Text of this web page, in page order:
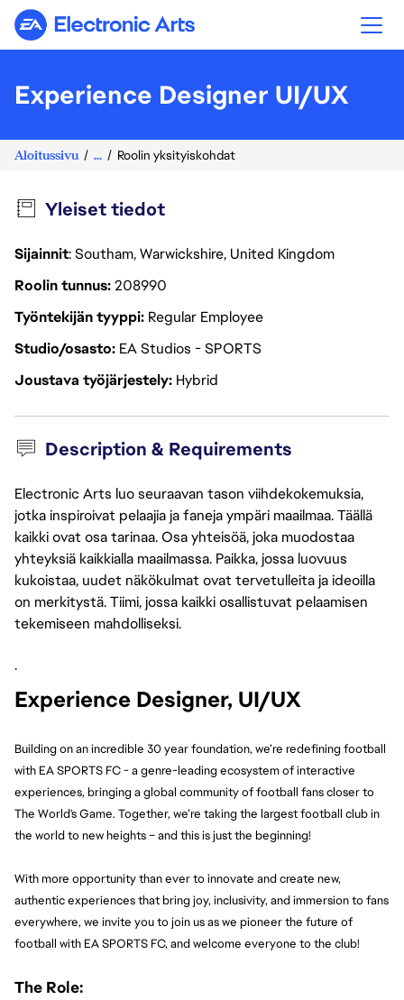
Electronic Arts
Experience Designer UI/UX
Aloitussivu ... Roolin yksityiskohdat
Yleiset tiedot
Sijainnit: Southam, Warwickshire, United Kingdom
Roolin tunnus208990
Työntekijän tyyppi Regular Employee
Studio/osasto EA Studios - SPORTS
Joustava työjärjestely Hybrid
Description & Requirements
Electronic Arts luo seuraavan tason viihdekokemuksia,
jotka inspiroivat pelaajia ja faneja ympäri maailmaa. Täällä
kaikki ovat osa tarinaa. Osa yhteisöä, joka muodostaa
yhteyksiä kaikkialla maailmassa. Paikka, jossa luovuus
kukoistaa, uudet näkökulmat ovat tervetulleita ja ideoilla
on merkitystä. Tiimi, jossa kaikki osallistuvat pelaamisen
tekemiseen mahdolliseksi.
.
Experience Designer, UI/UX
Building on an incredible 30 year foundation, we’re redefining football
with EA SPORTS FC - a genre-leading ecosystem of interactive
experiences, bringing a global community of football fans closer to
The World's Game. Together, we’re taking the largest football club in
the world to new heights – and this is just the beginning!
With more opportunity than ever to innovate and create new,
authentic experiences that bring joy, inclusivity, and immersion to fans
everywhere, we invite you to join us as we pioneer the future of
football with EA SPORTS FC, and welcome everyone to the club!
The Role: